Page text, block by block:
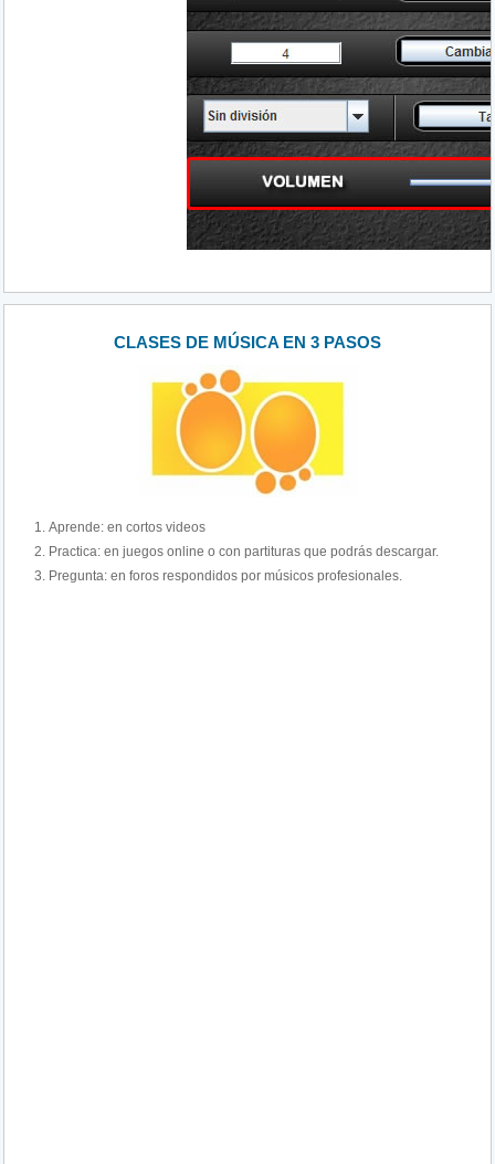
CLASES DE MÚSICA EN 3 PASOS
Aprende: en cortos videos
Practica: en juegos online o con partituras que podrás descargar.
Pregunta: en foros respondidos por músicos profesionales.